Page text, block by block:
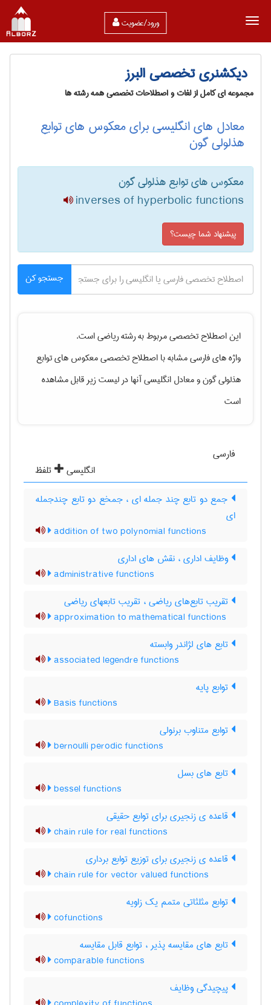
ورود/عضویت
دیکشنری تخصصی البرز
مجموعه ای کامل از لغات و اصطلاحات تخصصی همه رشته ها
معادل های انگلیسی برای معکوس های توابع
هذلولی گون
معکوس های توابع هذلولی گون
inverses of hyperbolic functions
پیشنهاد شما چیست؟
جستجو کن
این اصطلاح تخصصی مربوط به رشتهرياضیاست.
واژه های فارسی مشابه با اصطلاح تخصصیمعکوس های توابع
هذلولی گونو معادل انگلیسی آنها در لیست زیر قابل مشاهده
است
فارسی
انگلیسی
تلفظ
جمع دو تابع چند جمله ای ، جمخع دو تابع چندجمله
ای
addition of two polynomial functions
وظایف اداری ، نقش های اداری
administrative functions
تقریب تابع‌های ریاضی ، تقریب تابعهای ریاضی
approximation to mathematical functions
تابع های لژاندر وابسته
associated legendre functions
توابع پایه
Basis functions
توابع متناوب برنولی
bernoulli perodic functions
تابع های بسل
bessel functions
قاعده ی زنجیری برای توابع حقیقی
chain rule for real functions
قاعده ی زنجیری برای توزیع توابع برداری
chain rule for vector valued functions
توابع مثلثاتی متمم یک زاویه
cofunctions
تابع های مقایسه پذیر ، توابع قابل مقایسه
comparable functions
پیچیدگی وظایف